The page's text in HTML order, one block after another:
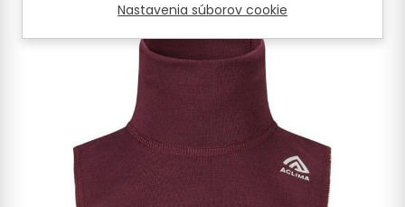
Nastavenia súborov cookie